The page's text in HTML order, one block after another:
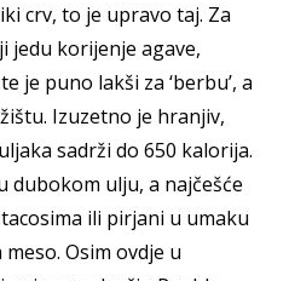
crv, to je upravo taj. Za
jedu korijenje agave,
je puno lakši za ‘berbu’, a
Izuzetno je hranjiv,
sadrži do 650 kalorija.
dubokom ulju, a najčešće
ili pirjani u umaku
Osim ovdje u